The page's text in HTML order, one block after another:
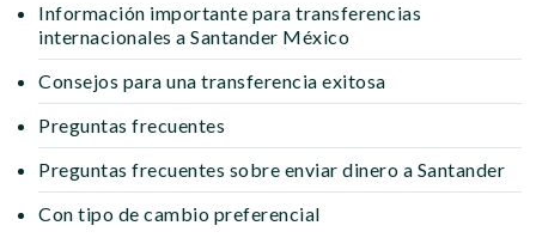
Información importante para transferencias
internacionales a Santander México
Consejos para una transferencia exitosa
Preguntas frecuentes
Preguntas frecuentes sobre enviar dinero a Santander
Con tipo de cambio preferencial